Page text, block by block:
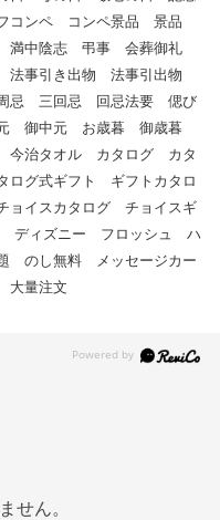
コンペ コンペ景品 景品
中陰志 弔事 会葬御礼
事引き出物 法事引出物
忌 三回忌 回忌法要 偲び
御中元 お歳暮 御歳暮
治タオル カタログ カタ
ログ式ギフト ギフトカタロ
イスカタログ チョイスギ
ディズニー フロッシュ ハ
のし無料 メッセージカー
大量注文
せん。